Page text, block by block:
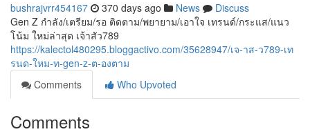
bushrajvrr454167 370 days ago News
Discuss
Gen Z กำลัง/เตรียม/รอ ติดตาม/พยายาม/เอาใจ เทรนด์/กระแส/แนว
โน้ม ใหม่ล่าสุด เจ้าสัว789
https://kalectol480295.bloggactivo.com/35628947/เจ-าส-ว789-เท
รนด-ใหม-ท-gen-z-ต-องตาม
Comments
Who Upvoted
Comments